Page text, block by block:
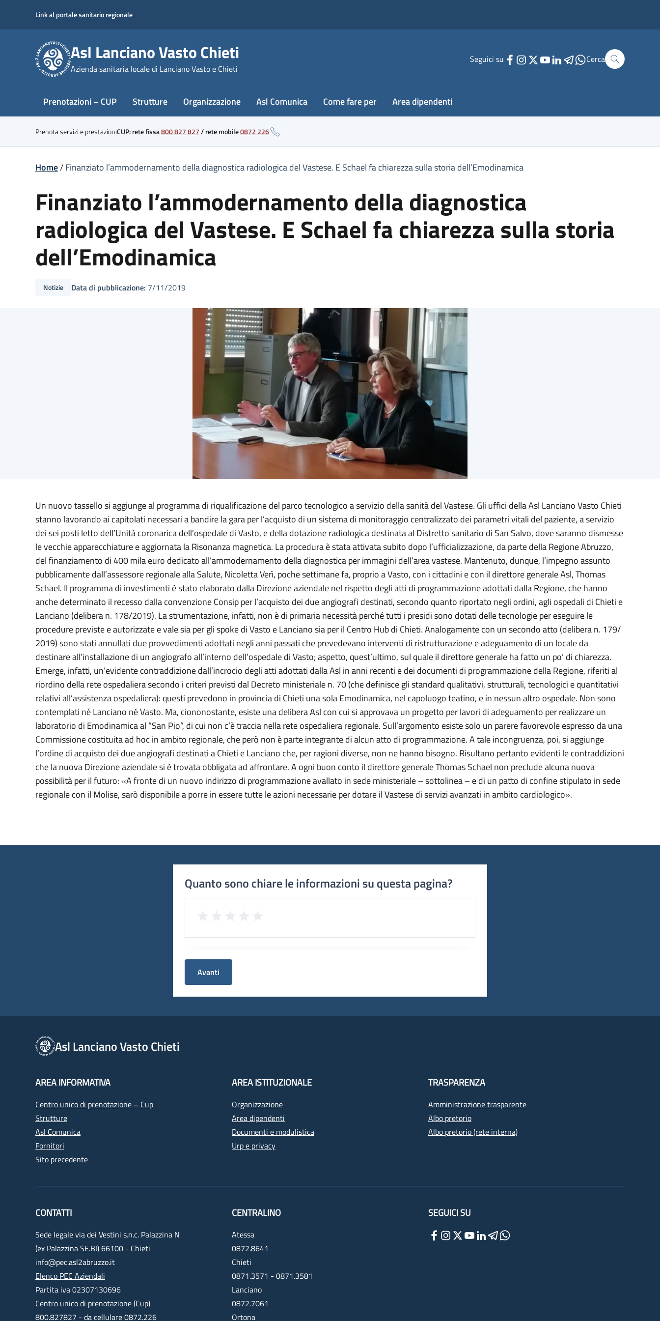
content
Link al portale sanitario regionale
Asl Lanciano Vasto Chieti
Azienda sanitaria locale di Lanciano Vasto e Chieti
Seguici su Cerca
Prenotazioni – CUP Strutture Organizzazione Asl Comunica Come fare per Area dipendenti
Prenota servizi e prestazioniCUP: rete fissa800 827 827/rete mobile0872 226
Home/Finanziato l’ammodernamento della diagnostica radiologica del Vastese. E Schael fa chiarezza sulla storia dell’Emodinamica
Finanziato l’ammodernamento della diagnostica
radiologica del Vastese. E Schael fa chiarezza sulla storia
dell’Emodinamica
Notizie Data di pubblicazione: 7/11/2019
Un nuovo tassello si aggiunge al programma di riqualificazione del parco tecnologico a servizio della sanità del Vastese. Gli uffici della Asl Lanciano Vasto Chieti
stanno lavorando ai capitolati necessari a bandire la gara per l’acquisto di un sistema di monitoraggio centralizzato dei parametri vitali del paziente, a servizio
dei sei posti letto dell’Unità coronarica dell’ospedale di Vasto, e della dotazione radiologica destinata al Distretto sanitario di San Salvo, dove saranno dismesse
le vecchie apparecchiature e aggiornata la Risonanza magnetica. La procedura è stata attivata subito dopo l’ufficializzazione, da parte della Regione Abruzzo,
del finanziamento di 400 mila euro dedicato all’ammodernamento della diagnostica per immagini dell’area vastese. Mantenuto, dunque, l’impegno assunto
pubblicamente dall’assessore regionale alla Salute, Nicoletta Verì, poche settimane fa, proprio a Vasto, con i cittadini e con il direttore generale Asl, Thomas
Schael. Il programma di investimenti è stato elaborato dalla Direzione aziendale nel rispetto degli atti di programmazione adottati dalla Regione, che hanno
anche determinato il recesso dalla convenzione Consip per l’acquisto dei due angiografi destinati, secondo quanto riportato negli ordini, agli ospedali di Chieti e
Lanciano (delibera n. 178/2019). La strumentazione, infatti, non è di primaria necessità perché tutti i presidi sono dotati delle tecnologie per eseguire le
procedure previste e autorizzate e vale sia per gli spoke di Vasto e Lanciano sia per il Centro Hub di Chieti. Analogamente con un secondo atto (delibera n. 179/
2019) sono stati annullati due provvedimenti adottati negli anni passati che prevedevano interventi di ristrutturazione e adeguamento di un locale da
destinare all’installazione di un angiografo all’interno dell’ospedale di Vasto; aspetto, quest’ultimo, sul quale il direttore generale ha fatto un po’ di chiarezza.
Emerge, infatti, un’evidente contraddizione dall’incrocio degli atti adottati dalla Asl in anni recenti e dei documenti di programmazione della Regione, riferiti al
riordino della rete ospedaliera secondo i criteri previsti dal Decreto ministeriale n. 70 (che definisce gli standard qualitativi, strutturali, tecnologici e quantitativi
relativi all’assistenza ospedaliera): questi prevedono in provincia di Chieti una sola Emodinamica, nel capoluogo teatino, e in nessun altro ospedale. Non sono
contemplati né Lanciano né Vasto. Ma, ciononostante, esiste una delibera Asl con cui si approvava un progetto per lavori di adeguamento per realizzare un
laboratorio di Emodinamica al “San Pio”, di cui non c’è traccia nella rete ospedaliera regionale. Sull’argomento esiste solo un parere favorevole espresso da una
Commissione costituita ad hoc in ambito regionale, che però non è parte integrante di alcun atto di programmazione. A tale incongruenza, poi, si aggiunge
l’ordine di acquisto dei due angiografi destinati a Chieti e Lanciano che, per ragioni diverse, non ne hanno bisogno. Risultano pertanto evidenti le contraddizioni
che la nuova Direzione aziendale si è trovata obbligata ad affrontare. A ogni buon conto il direttore generale Thomas Schael non preclude alcuna nuova
possibilità per il futuro: «A fronte di un nuovo indirizzo di programmazione avallato in sede ministeriale – sottolinea – e di un patto di confine stipulato in sede
regionale con il Molise, sarò disponibile a porre in essere tutte le azioni necessarie per dotare il Vastese di servizi avanzati in ambito cardiologico».
Quanto sono chiare le informazioni su questa pagina?
Avanti
Asl Lanciano Vasto Chieti
AREA INFORMATIVA
Centro unico di prenotazione – Cup
Strutture
Asl Comunica
Fornitori
Sito precedente
AREA ISTITUZIONALE
Organizzazione
Area dipendenti
Documenti e modulistica
Urp e privacy
TRASPARENZA
Amministrazione trasparente
Albo pretorio
Albo pretorio (rete interna)
CONTATTI
Sede legale via dei Vestini s.n.c. Palazzina N
(ex Palazzina SE.BI) 66100 - Chieti
info@pec.asl2abruzzo.it
Elenco PEC Aziendali
Partita iva 02307130696
Centro unico di prenotazione (Cup)
800.827827 - da cellulare 0872.226
CENTRALINO
Atessa
0872.8641
Chieti
0871.3571 - 0871.3581
Lanciano
0872.7061
Ortona
SEGUICI SU